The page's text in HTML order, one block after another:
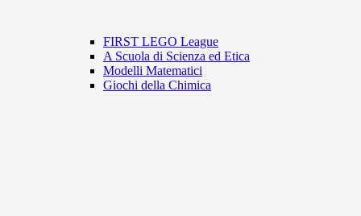
FIRST LEGO League
A Scuola di Scienza ed Etica
Modelli Matematici
Giochi della Chimica